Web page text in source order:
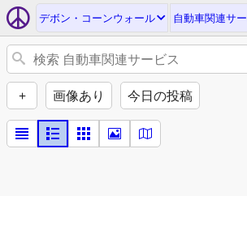
デボン・コーンウォール 自動車関連サ
+ 画像あり 今日の投稿